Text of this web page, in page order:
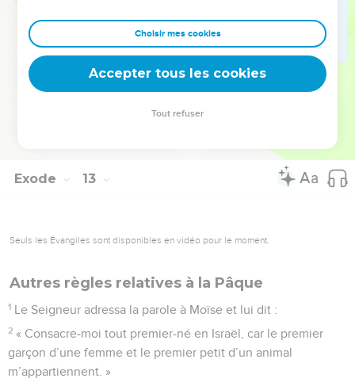
à Moïse et à Aaron.
En ce jour précis, le Seigneur fit sortir les Israélites
d’Égypte en bon ordre.
© Société biblique française – Bibli’O, 1997, avec autorisation. Pour vous procurer
Exode 13
Seuls les Évangiles sont disponibles en vidéo pour le moment.
Autres règles relatives à la Pâque
1 Le Seigneur adressa la parole à Moïse et lui dit :
2 « Consacre-moi tout premier-né en Israël, car le premier
garçon d’une femme et le premier petit d’un animal
m’appartiennent. »
Choisir mes cookies
Accepter tous les cookies
Tout refuser